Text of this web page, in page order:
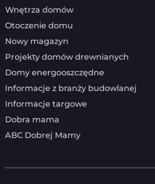
Wnętrza domów
Otoczenie domu
Nowy magazyn
Projekty domów drewnianych
Domy energooszczędne
Informacje z branży budowlanej
Informacje targowe
Dobra mama
ABC Dobrej Mamy